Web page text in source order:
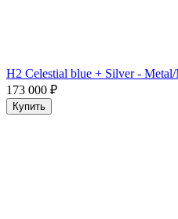
H2 Celestial blue + Silver -
173 000 ₽
Купить